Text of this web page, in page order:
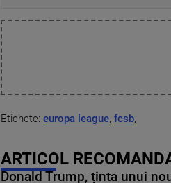
Etichete: europa league, fcsb,
ARTICOL
Donald Trump, ținta unui